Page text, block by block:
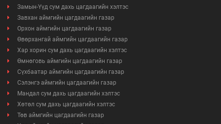
Замын-Үүд сум дахь цагдаагийн хэлтэс
Завхан аймгийн цагдаагийн газар
Орхон аймгийн цагдаагийн газар
Өвөрхангай аймгийн цагдаагийн газар
Хар хорин сум дахь цагдаагийн хэлтэс
Өмнөговь аймгийн цагдаагийн газар
Сүхбаатар аймгийн цагдаагийн газар
Сэлэнгэ аймгийн цагдаагийн газар
Мандал сум дахь цагдаагийн хэлтэс
Хөтөл сум дахь цагдаагийн хэлтэс
Төв аймгийн цагдаагийн газар